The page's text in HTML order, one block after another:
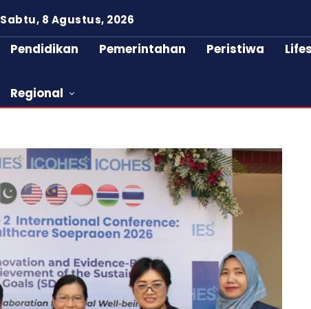
Sabtu, 8 Agustus, 2026
Pendidikan Pemerintahan Peristiwa
Regional